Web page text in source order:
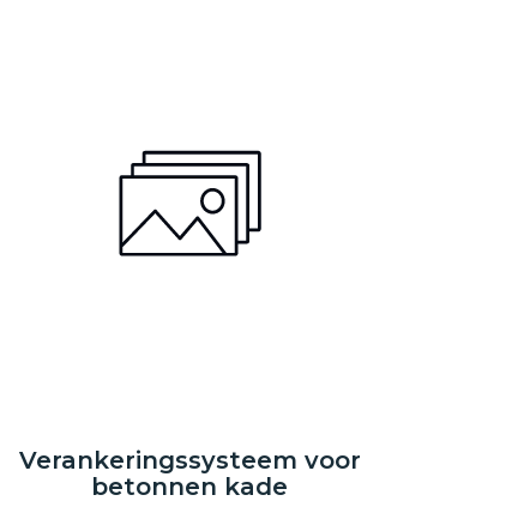
Verankeringssysteem voor
betonnen kade